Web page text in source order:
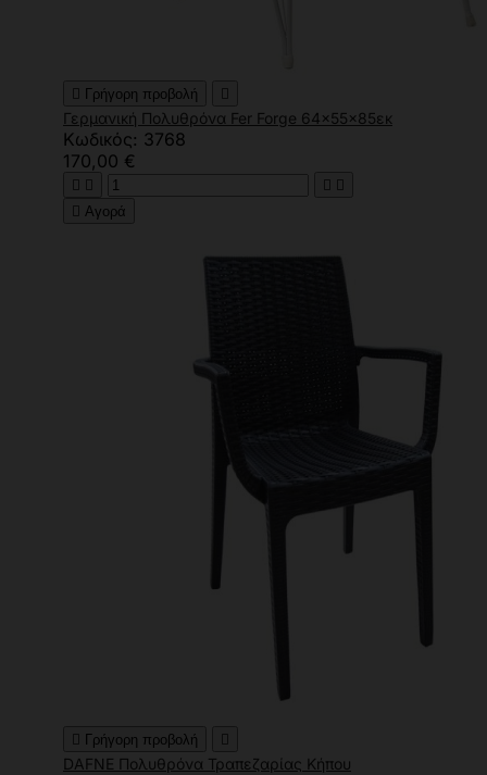
 Γρήγορη προβολή 
Γερμανική Πολυθρόνα Fer Forge 64x55x85εκ
Κωδικός: 3768
170,00 €
   
 Αγορά
 Γρήγορη προβολή 
DAFNE Πολυθρόνα Τραπεζαρίας Κήπου